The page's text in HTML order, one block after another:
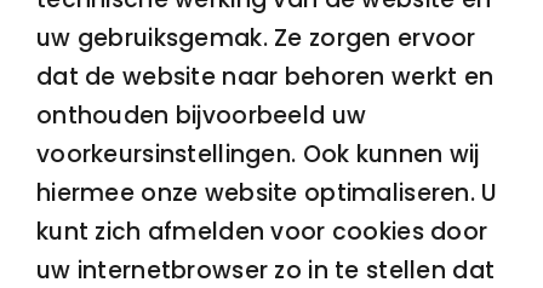
uw gebruiksgemak. Ze zorgen ervoor
dat de website naar behoren werkt en
onthouden bijvoorbeeld uw
voorkeursinstellingen. Ook kunnen wij
hiermee onze website optimaliseren. U
kunt zich afmelden voor cookies door
uw internetbrowser zo in te stellen dat